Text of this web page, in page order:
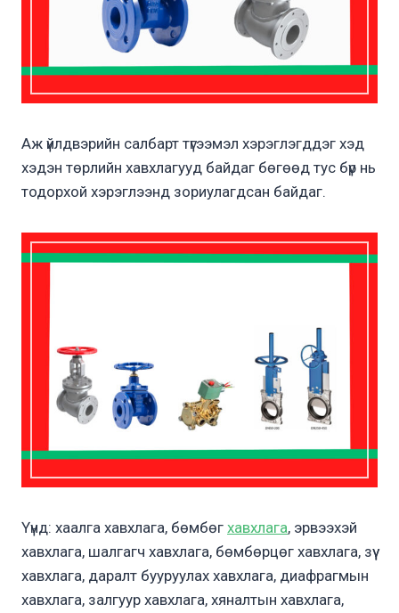
Аж үйлдвэрийн салбарт түгээмэл хэрэглэгддэг хэд
хэдэн төрлийн хавхлагууд байдаг бөгөөд тус бүр нь
тодорхой хэрэглээнд зориулагдсан байдаг.
Үүнд: хаалга хавхлага, бөмбөг хавхлага, эрвээхэй
хавхлага, шалгагч хавхлага, бөмбөрцөг хавхлага, зүү
хавхлага, даралт бууруулах хавхлага, диафрагмын
хавхлага, залгуур хавхлага, хяналтын хавхлага,